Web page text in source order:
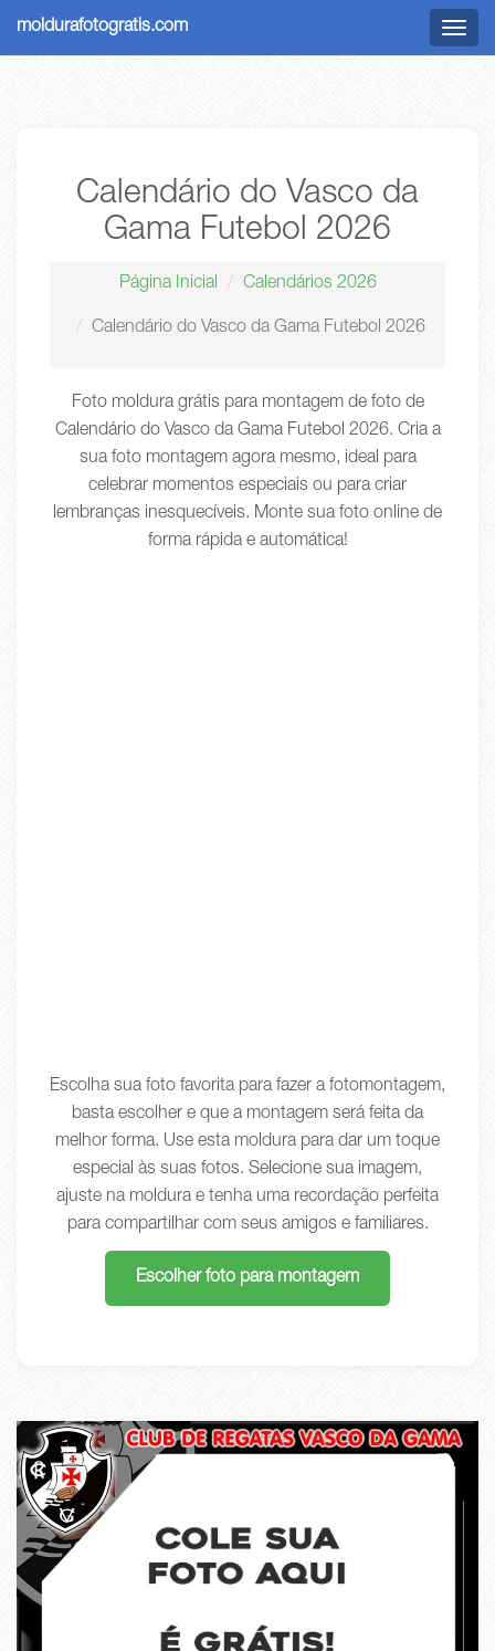
Menu
moldurafotogratis.com
Calendário do Vasco da
Gama Futebol 2026
Página Inicial Calendários 2026
Calendário do Vasco da Gama Futebol 2026
Foto moldura grátis para montagem de foto de
Calendário do Vasco da Gama Futebol 2026. Cria a
sua foto montagem agora mesmo, ideal para
celebrar momentos especiais ou para criar
lembranças inesquecíveis. Monte sua foto online de
forma rápida e automática!
Escolha sua foto favorita para fazer a fotomontagem,
basta escolher e que a montagem será feita da
melhor forma. Use esta moldura para dar um toque
especial às suas fotos. Selecione sua imagem,
ajuste na moldura e tenha uma recordação perfeita
para compartilhar com seus amigos e familiares.
Escolher foto para montagem